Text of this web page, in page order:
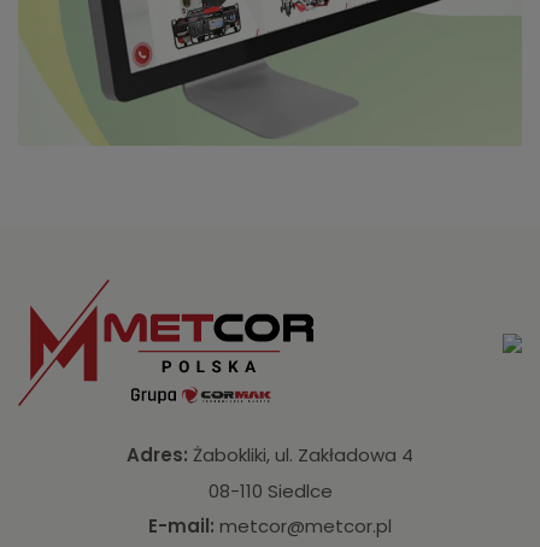
Adres: Żabokliki, ul. Zakładowa 4
08-110 Siedlce
E-mail: metcor@metcor.pl